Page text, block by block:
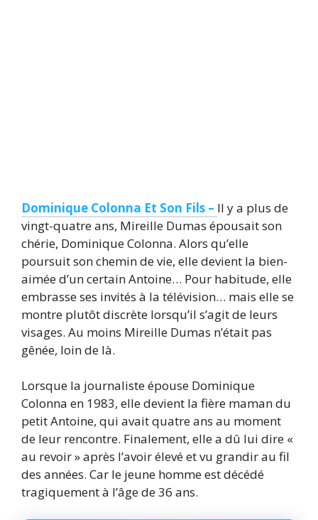
Dominique Colonna Et Son Fils – Il y a plus de
vingt-quatre ans, Mireille Dumas épousait son
chérie, Dominique Colonna. Alors qu’elle
poursuit son chemin de vie, elle devient la bien-
aimée d’un certain Antoine… Pour habitude, elle
embrasse ses invités à la télévision… mais elle se
montre plutôt discrète lorsqu’il s’agit de leurs
visages. Au moins Mireille Dumas n’était pas
gênée, loin de là.
Lorsque la journaliste épouse Dominique
Colonna en 1983, elle devient la fière maman du
petit Antoine, qui avait quatre ans au moment
de leur rencontre. Finalement, elle a dû lui dire «
au revoir » après l’avoir élevé et vu grandir au fil
des années. Car le jeune homme est décédé
tragiquement à l’âge de 36 ans.